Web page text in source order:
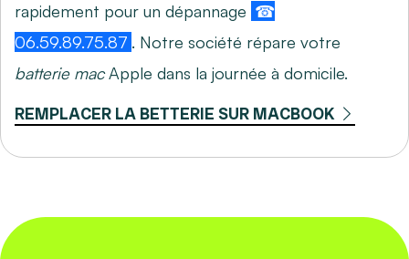
rapidement pour un dépannage ☎
06.59.89.75.87 . Notre société répare votre
batterie macApple dans la journée à domicile.
REMPLACER LA BETTERIE SUR MACBOOK